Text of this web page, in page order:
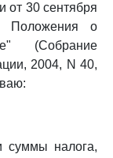
от 30 сентября
Положения о
(Собрание
2004, N 40,
суммы налога,